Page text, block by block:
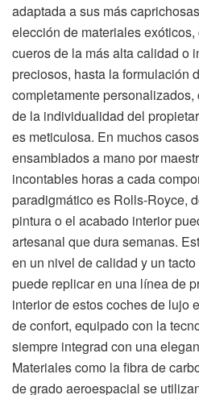
adaptada a sus más
elección de materiales
cueros de la más alta calidad o
preciosos, hasta la formulación
completamente
de la individualidad del
es meticulosa. En muchos
ensamblados a mano por
incontables horas a cada
paradigmático es Rolls-Royce,
pintura o el acabado interior
artesanal que dura semanas.
en un nivel de calidad y un
puede replicar en una línea de
interior de estos coches de lujo
de confort, equipado con la
siempre integrad con una
Materiales como la fibra de
de grado aeroespacial se